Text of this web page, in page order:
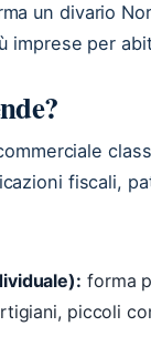
un divario
imprese per
fiscali,
forma
piccoli